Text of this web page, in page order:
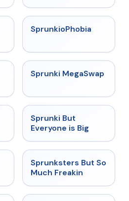
★
SprunkioPhobia
★ 4.5
Sprunki MegaSwap
Sprunki But
Everyone is Big
★ 4.8
Sprunksters But So
Much Freakin